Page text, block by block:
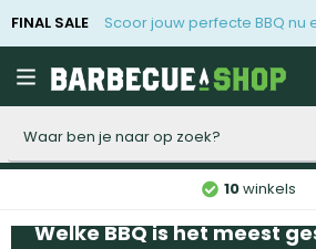
FINAL SALE Scoor jouw perfecte BBQ nu
10winkels
Welke BBQ is het meest